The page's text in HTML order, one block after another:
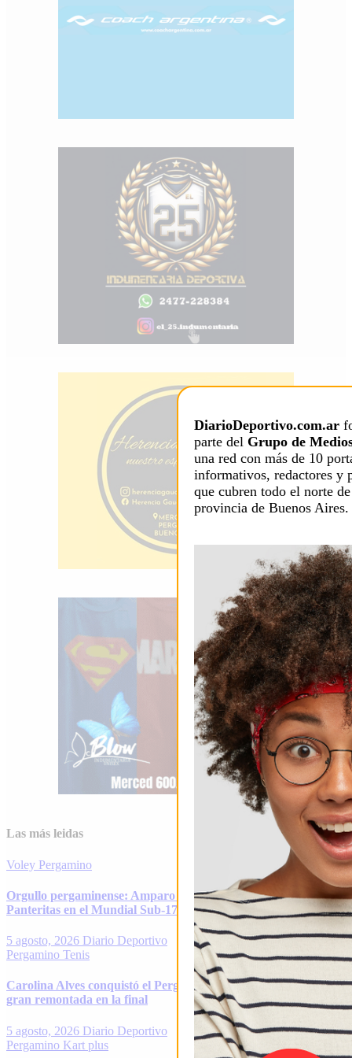
DiarioDeportivo.com.ar
parte del Grupo de
una red con más de 10
informativos, redactores y
que cubren todo el norte
provincia de Buenos Aires.
Las más leidas
Voley Pergamino
Orgullo pergaminense: Amparo Barbieri debuta con Las
Panteritas en el Mundial Sub-17 de vóley
5 agosto, 2026 Diario Deportivo
Pergamino Tenis
Carolina Alves conquistó el Pergamino Open 2026 tras una
gran remontada en la final
5 agosto, 2026 Diario Deportivo
Pergamino Kart plus